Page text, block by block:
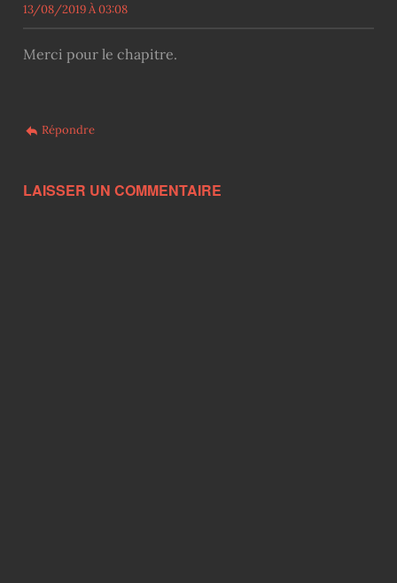
13/08/2019 À 03:08
Merci pour le chapitre.
Répondre
LAISSER UN COMMENTAIRE